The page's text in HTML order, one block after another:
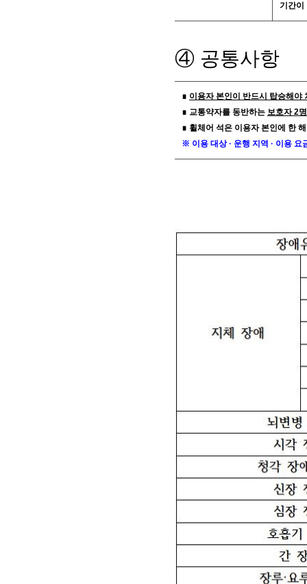
기간이
④ 공통사항
∎ 이용자 본인이 반드시 탑승해야
∎ 교통약자를 동반하는 보호자 2
∎ 휠체어 석은 이용자 본인에 한
※ 이용 대상 · 운행 지역 · 이용 요